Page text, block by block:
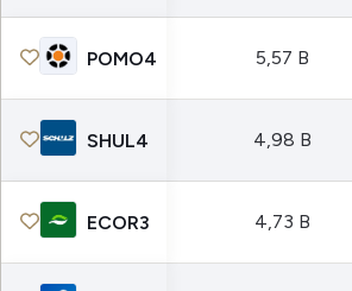
POMO4 5,57 B
SHUL4 4,98 B
ECOR3 4,73 B